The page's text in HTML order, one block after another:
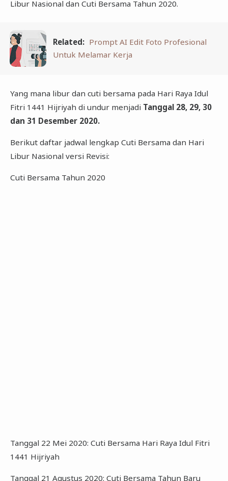
Libur Nasional dan Cuti Bersama Tahun 2020.
Related: Prompt AI Edit Foto Profesional
Untuk Melamar Kerja
Yang mana libur dan cuti bersama pada Hari Raya Idul
Fitri 1441 Hijriyah di undur menjadi Tanggal 28, 29, 30
dan 31 Desember 2020.
Berikut daftar jadwal lengkap Cuti Bersama dan Hari
Libur Nasional versi Revisi:
Cuti Bersama Tahun 2020
Tanggal 22 Mei 2020: Cuti Bersama Hari Raya Idul Fitri
1441 Hijriyah
Tanggal 21 Agustus 2020: Cuti Bersama Tahun Baru